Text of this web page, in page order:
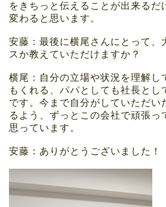
をきちっと伝えることが出来るだ
変わると思います。
安藤：最後に横尾さんにとって、
スか教えていただけますか？
横尾：自分の立場や状況を理解し
もくれる、パパとしても社長とし
です。今まで自分がしていただい
るよう、ずっとこの会社で頑張っ
思っています。
安藤：ありがとうございました！